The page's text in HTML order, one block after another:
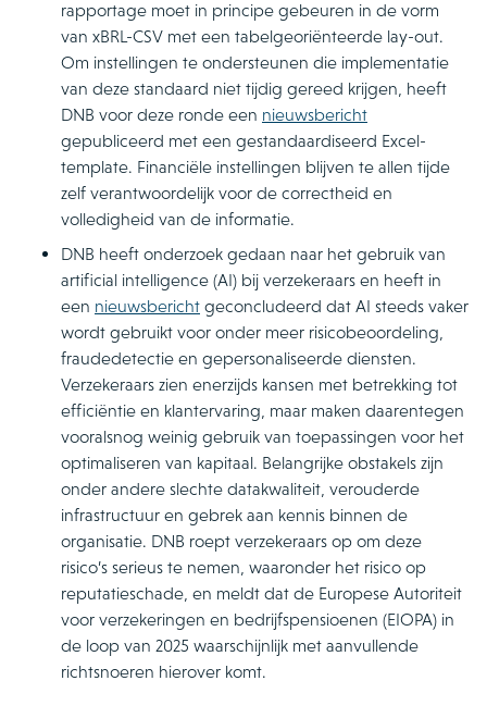
rapportage moet in principe gebeuren in de vorm
van xBRL-CSV met een tabelgeoriënteerde lay-out.
Om instellingen te ondersteunen die implementatie
van deze standaard niet tijdig gereed krijgen, heeft
DNB voor deze ronde een nieuwsbericht
gepubliceerd met een gestandaardiseerd Excel-
template. Financiële instellingen blijven te allen tijde
zelf verantwoordelijk voor de correctheid en
volledigheid van de informatie.
DNB heeft onderzoek gedaan naar het gebruik van
artificial intelligence (AI) bij verzekeraars en heeft in
een nieuwsbericht geconcludeerd dat AI steeds vaker
wordt gebruikt voor onder meer risicobeoordeling,
fraudedetectie en gepersonaliseerde diensten.
Verzekeraars zien enerzijds kansen met betrekking tot
efficiëntie en klantervaring, maar maken daarentegen
vooralsnog weinig gebruik van toepassingen voor het
optimaliseren van kapitaal. Belangrijke obstakels zijn
onder andere slechte datakwaliteit, verouderde
infrastructuur en gebrek aan kennis binnen de
organisatie. DNB roept verzekeraars op om deze
risico’s serieus te nemen, waaronder het risico op
reputatieschade, en meldt dat de Europese Autoriteit
voor verzekeringen en bedrijfspensioenen (EIOPA) in
de loop van 2025 waarschijnlijk met aanvullende
richtsnoeren hierover komt.